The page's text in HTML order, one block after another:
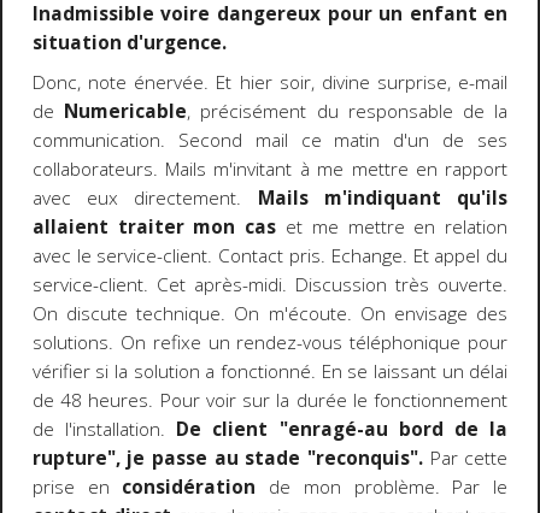
Inadmissible voire dangereux pour un enfant en
situation d'urgence.
Donc, note énervée. Et hier soir, divine surprise, e-mail
de Numericable, précisément du responsable de la
communication. Second mail ce matin d'un de ses
collaborateurs. Mails m'invitant à me mettre en rapport
avec eux directement. Mails m'indiquant qu'ils
allaient traiter mon cas et me mettre en relation
avec le service-client. Contact pris. Echange. Et appel du
service-client. Cet après-midi. Discussion très ouverte.
On discute technique. On m'écoute. On envisage des
solutions. On refixe un rendez-vous téléphonique pour
vérifier si la solution a fonctionné. En se laissant un délai
de 48 heures. Pour voir sur la durée le fonctionnement
de l'installation. De client "enragé-au bord de la
rupture", je passe au stade "reconquis".Par cette
prise en considération de mon problème. Par le